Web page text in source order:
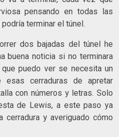
pensando en todas las
terminar el túnel.
dos bajadas del túnel he
buena noticia si no terminara
puedo ver se necesita un
cerraduras de apretar
con números y letras. Solo
de Lewis, a este paso ya
y averiguado cómo